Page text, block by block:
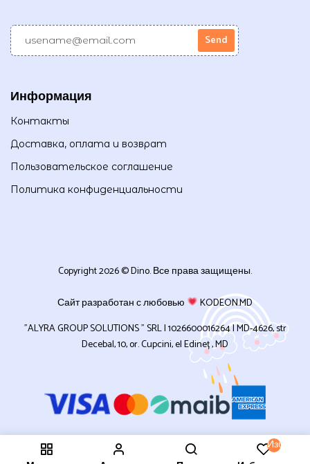
Информация
Контакты
Доставка, оплата и возврат
Пользовательское соглашение
Политика конфиденциальности
Copyright 2026 © Dino. Все права защищены.
Сайт разработан с любовью
KODEON.MD
”ALYRA GROUP SOLUTIONS ” SRL | 1026600016264 | MD-4626, str
Decebal, 10, or. Cupcini, el Edineț , MD